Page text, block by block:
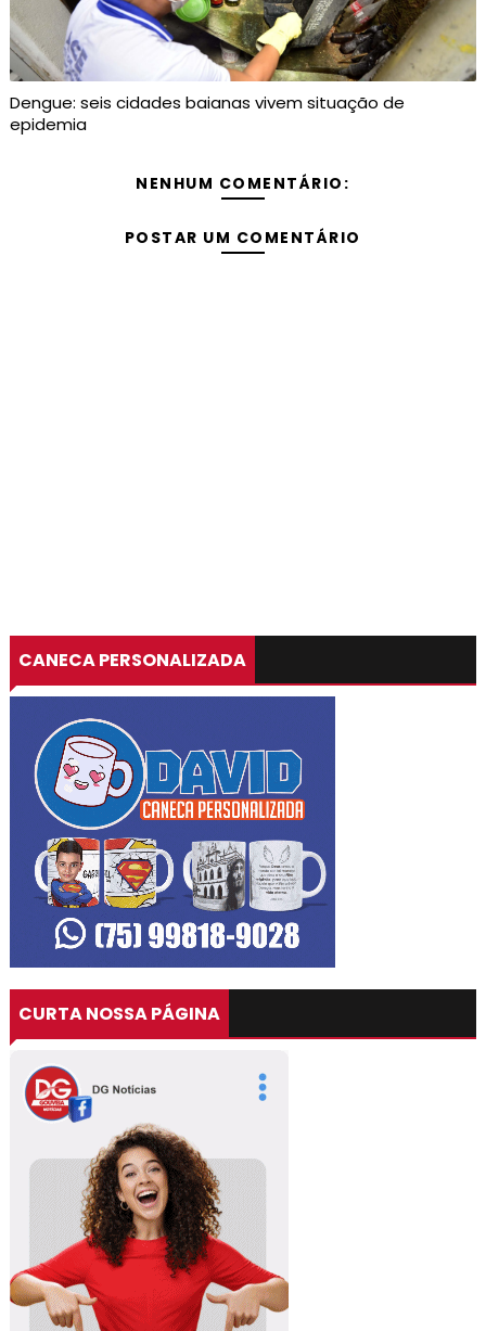
Dengue: seis cidades baianas vivem situação de
epidemia
NENHUM COMENTÁRIO:
POSTAR UM COMENTÁRIO
CANECA PERSONALIZADA
CURTA NOSSA PÁGINA